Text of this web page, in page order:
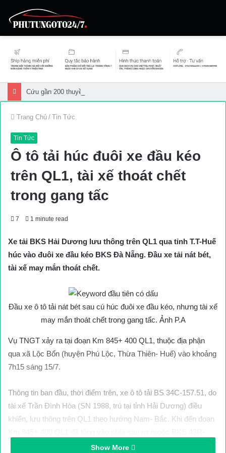
Cứu gần 200 thuyền viên gặp sự cố trên biển
Trang Chủ / Tin Tức
Tin Tức
Ô tô tải húc đuôi xe đầu kéo
trên QL1, tài xế thoát chết
trong gang tấc
7 1 minute read
Xe tải BKS Hải Dương lưu thông trên QL1 qua tỉnh T.T-Huế
húc vào đuôi xe đầu kéo BKS Đà Nẵng. Đầu xe tải nát bét,
tài xế may mắn thoát chết.
Đầu xe ô tô tải nát bét sau cú húc đuôi xe đầu kéo, nhưng tài xế
may mắn thoát chết trong gang tấc. Ảnh P.A
Vụ TNGT xảy ra tại đoạn Km 845+ 400 QL1, thuộc địa phận
qua xã Lộc Bổn (huyện Phú Lộc, Thừa Thiên- Huế) vào khoảng
7h15 sáng 15/7.
Thông tin ban đầu, thời điểm trên, xe ô tô tải BS 34C-157.51, do
tài xế Trần Đình Hòa (SN 1988, trú tại tỉnh Hải Dương) điều
khiển, lưu thông trên QL1 theo hướng Nam- Bắc. Khi đến đoạn
001.52 của xe ô tô đầu kéo BKS 43C-170.45, do tài xế Vũ Anh
Show More